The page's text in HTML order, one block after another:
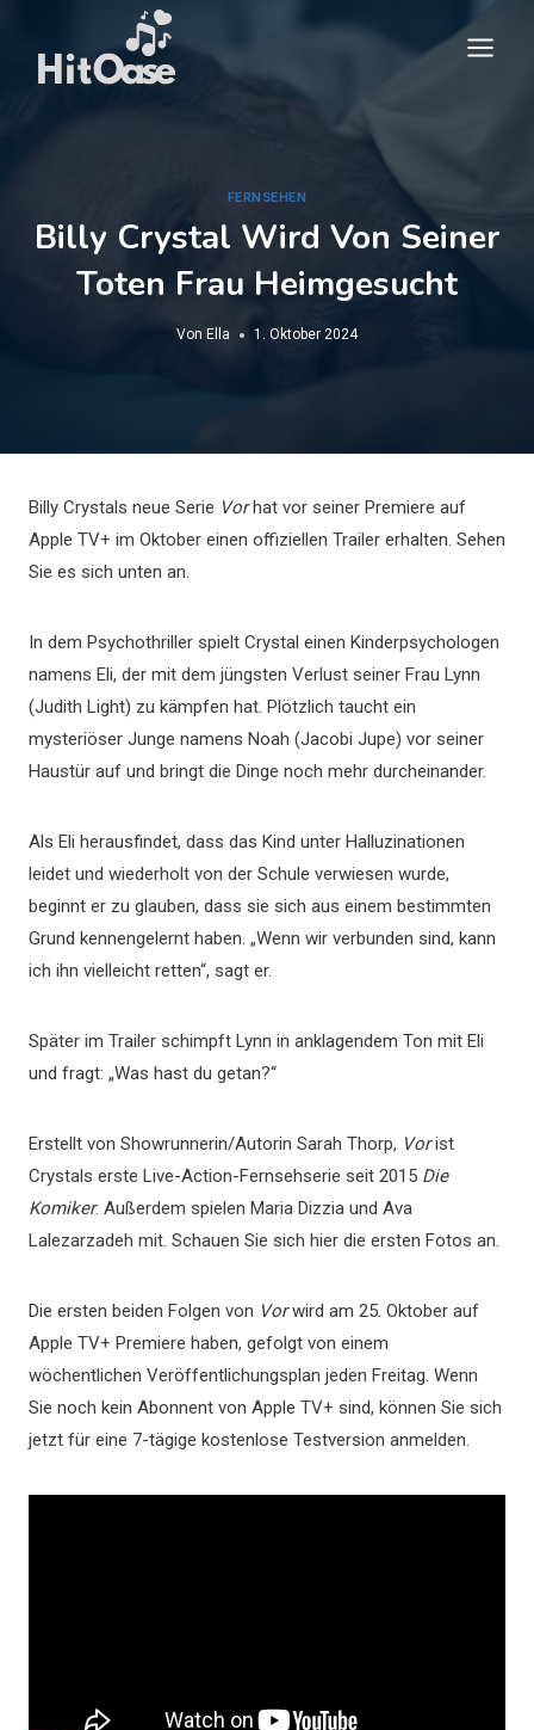
springen
FERNSEHEN
Billy Crystal Wird Von Seiner
Toten Frau Heimgesucht
Von Ella 1. Oktober 2024
Billy Crystals neue Serie Vorhat vor seiner Premiere auf
Apple TV+ im Oktober einen offiziellen Trailer erhalten. Sehen
Sie es sich unten an.
In dem Psychothriller spielt Crystal einen Kinderpsychologen
namens Eli, der mit dem jüngsten Verlust seiner Frau Lynn
(Judith Light) zu kämpfen hat. Plötzlich taucht ein
mysteriöser Junge namens Noah (Jacobi Jupe) vor seiner
Haustür auf und bringt die Dinge noch mehr durcheinander.
Als Eli herausfindet, dass das Kind unter Halluzinationen
leidet und wiederholt von der Schule verwiesen wurde,
beginnt er zu glauben, dass sie sich aus einem bestimmten
Grund kennengelernt haben. „Wenn wir verbunden sind, kann
ich ihn vielleicht retten“, sagt er.
Später im Trailer schimpft Lynn in anklagendem Ton mit Eli
und fragt: „Was hast du getan?“
Erstellt von Showrunnerin/Autorin Sarah Thorp, Vorist
Crystals erste Live-Action-Fernsehserie seit 2015 Die
Komiker. Außerdem spielen Maria Dizzia und Ava
Lalezarzadeh mit. Schauen Sie sich hier die ersten Fotos an.
Die ersten beiden Folgen von Vorwird am 25. Oktober auf
Apple TV+ Premiere haben, gefolgt von einem
wöchentlichen Veröffentlichungsplan jeden Freitag. Wenn
Sie noch kein Abonnent von Apple TV+ sind, können Sie sich
jetzt für eine 7-tägige kostenlose Testversion anmelden.